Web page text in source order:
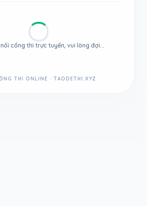
cổng thi trực tuyến, vui lòng đợi...
THI ONLINE · TAODETHI.XYZ